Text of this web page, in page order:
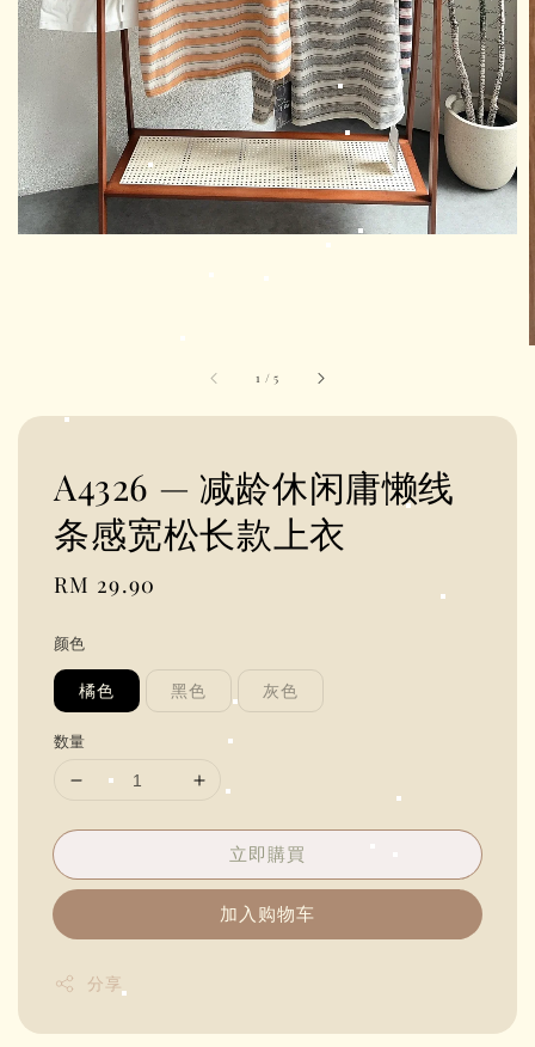
1 /5
A4326 — 减龄休闲庸懒线
条感宽松长款上衣
Regular
RM 29.90
颜色
橘色 黑色 灰色
数量
立即購買
加入购物车
分享